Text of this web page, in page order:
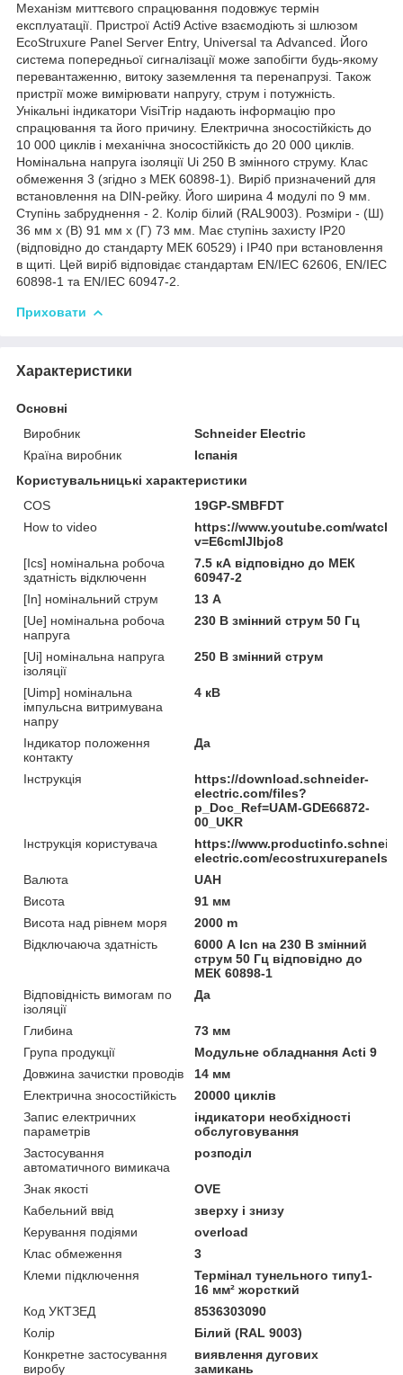
Механізм миттєвого спрацювання подовжує термін
експлуатації. Пристрої Acti9 Active взаємодіють зі шлюзом
EcoStruxure Panel Server Entry, Universal та Advanced. Його
система попередньої сигналізації може запобігти будь-якому
перевантаженню, витоку заземлення та перенапрузі. Також
пристрії може вимірювати напругу, струм і потужність.
Унікальні індикатори VisiTrip надають інформацію про
спрацювання та його причину. Електрична зносостійкість до
10 000 циклів і механічна зносостійкість до 20 000 циклів.
Номінальна напруга ізоляції Ui 250 В змінного струму. Клас
обмеження 3 (згідно з МЕК 60898-1). Виріб призначений для
встановлення на DIN-рейку. Його ширина 4 модулі по 9 мм.
Ступінь забруднення - 2. Колір білий (RAL9003). Розміри - (Ш)
36 мм х (В) 91 мм х (Г) 73 мм. Має ступінь захисту IP20
(відповідно до стандарту МЕК 60529) і IP40 при встановлення
в щиті. Цей виріб відповідає стандартам EN/IEC 62606, EN/IEC
60898-1 та EN/IEC 60947-2.
Приховати
Характеристики
Основні
Виробник
Schneider Electric
Країна виробник
Іспанія
Користувальницькі характеристики
COS
19GP-SMBFDT
How to video
https://www.youtube.com/watch?
v=E6cmIJlbjo8
[Ics] номінальна робоча
здатність відключенн
7.5 кА відповідно до МЕК
60947-2
[In] номінальний струм
13 А
[Ue] номінальна робоча
напруга
230 В змінний струм 50 Гц
[Ui] номінальна напруга
ізоляції
250 В змінний струм
[Uimp] номінальна
імпульсна витримувана
напру
4 кВ
Індикатор положення
контакту
Да
Інструкція
https://download.schneider-
electric.com/files?
p_Doc_Ref=UAM-GDE66872-
00_UKR
Інструкція користувача
https://
electric.com/
Валюта
UAH
Висота
91 мм
Висота над рівнем моря
2000 m
Відключаюча здатність
6000 А Icn на 230 В змінний
струм 50 Гц відповідно до
МЕК 60898-1
Відповідність вимогам по
ізоляції
Да
Глибина
73 мм
Група продукції
Модульне обладнання Acti 9
Довжина зачистки проводів
14 мм
Електрична зносостійкість
20000 циклів
Запис електричних
параметрів
індикатори необхідності
обслуговування
Застосування
автоматичного вимикача
розподіл
Знак якості
OVE
Кабельний ввід
зверху і знизу
Керування подіями
overload
Клас обмеження
3
Клеми підключення
Термінал тунельного типу1-
16 мм² жорсткий
Код УКТЗЕД
8536303090
Колір
Білий (RAL 9003)
Конкретне застосування
виробу
виявлення дугових
замикань